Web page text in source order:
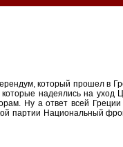
который прошел в
которые надеялись на уход
Ну а ответ всей Греции
партии Национальный